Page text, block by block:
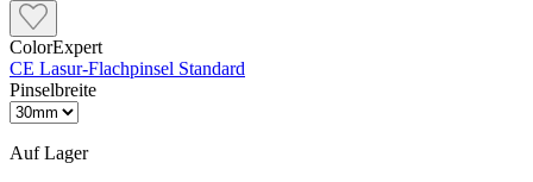
ColorExpert
CE Lasur-Flachpinsel Standard
Pinselbreite
Auf Lager